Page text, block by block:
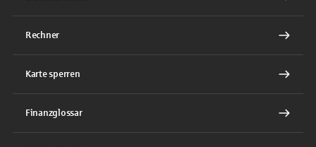
Rechner
Karte sperren
Finanzglossar